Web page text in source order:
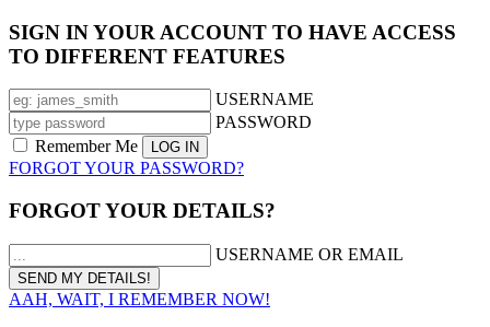
SIGN IN YOUR ACCOUNT TO HAVE ACCESS
TO DIFFERENT FEATURES
USERNAME
PASSWORD
Remember Me
FORGOT YOUR PASSWORD?
FORGOT YOUR DETAILS?
USERNAME OR EMAIL
AAH, WAIT, I REMEMBER NOW!